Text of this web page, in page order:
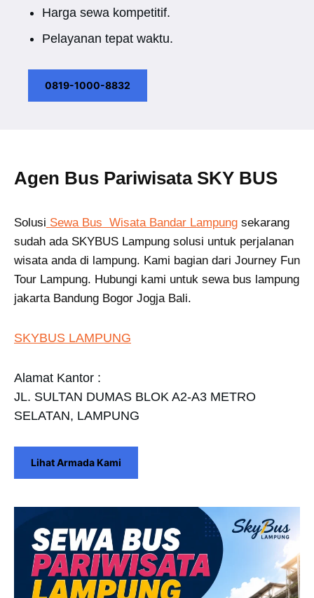
Harga sewa kompetitif.
Pelayanan tepat waktu.
0819-1000-8832
Agen Bus Pariwisata SKY BUS
Solusi Sewa Bus Wisata Bandar Lampung sekarang
sudah ada SKYBUS Lampung solusi untuk perjalanan
wisata anda di lampung. Kami bagian dari Journey Fun
Tour Lampung. Hubungi kami untuk sewa bus lampung
jakarta Bandung Bogor Jogja Bali.
SKYBUS LAMPUNG
Alamat Kantor :
JL. SULTAN DUMAS BLOK A2-A3 METRO
SELATAN, LAMPUNG
Lihat Armada Kami